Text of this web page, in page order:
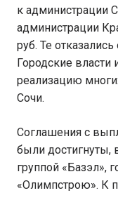
к администрации
администрации
руб. Те
Городские власти
реализацию
Сочи.
Соглашения с
были достигнуты,
группой «Базэл»,
«Олимпстрою». К